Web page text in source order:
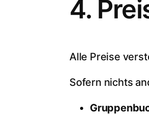
4.
Alle Preise
Sofern nichts